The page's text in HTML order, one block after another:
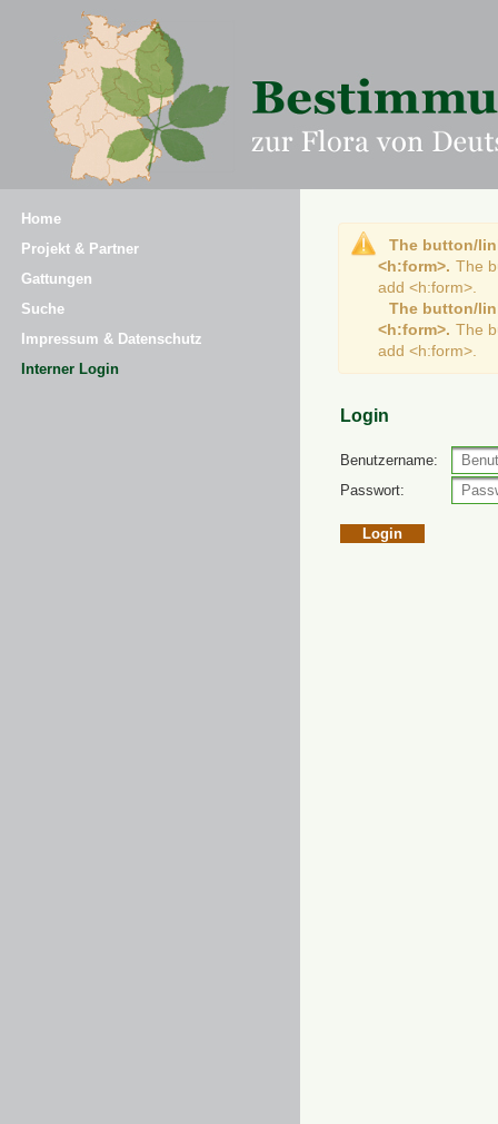
Home
Projekt & Partner
Gattungen
Suche
Impressum & Datenschutz
Interner Login
The button/
<h:form>. The
add <h:form>.
The button/
<h:form>. The
add <h:form>.
Login
Benutzername:
Passwort: